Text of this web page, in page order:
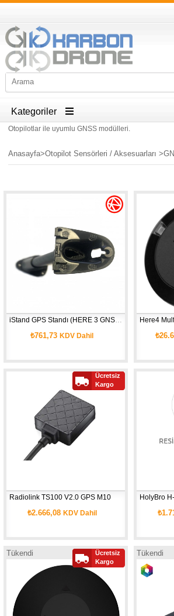
Kategoriler
Otopilotlar ile uyumlu GNSS modülleri.
Anasayfa>Otopilot Sensörleri / Aksesuarları >
iStand GPS Standı (HERE 3 GNSS için)
₺761,73KDV Dahil
Radiolink TS100 V2.0 GPS M10
₺2.666,08 KDV Dahil
Ücretsiz
Kargo
Tükendi
Ücretsiz
Kargo
Tükendi